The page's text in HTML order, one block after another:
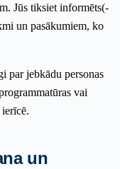
Jūs tiksiet informēts(-
un pasākumiem, ko
par jebkādu personas
vai
un